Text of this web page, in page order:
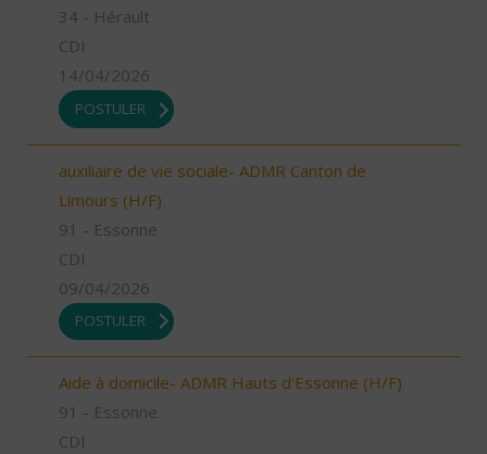
34 - Hérault
CDI
14/04/2026
POSTULER
auxiliaire de vie sociale- ADMR Canton de
Limours (H/F)
91 - Essonne
CDI
09/04/2026
POSTULER
Aide à domicile- ADMR Hauts d'Essonne (H/F)
91 - Essonne
CDI